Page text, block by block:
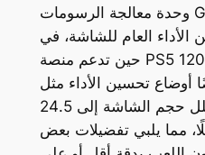
وحدة معالجة الرسومات GPU في الحواسيب
الأداء العام للشاشة، في
حين تدعم منصة PS5 معدل تحديث يصل إلى 120
أوضاع تحسين الأداء مثل
وضع البطولة الذي يقلل حجم الشاشة إلى 24.5
1332 بكسلًا، مما يلبي تفضيلات بعض